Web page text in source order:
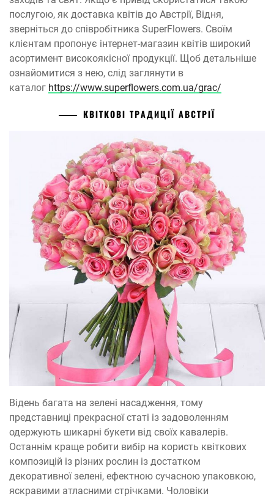
послугою, як доставка квітів до Австрії, Відня,
зверніться до співробітника SuperFlowers. Своїм
клієнтам пропонує інтернет-магазин квітів широкий
асортимент високоякісної продукції. Щоб детальніше
ознайомитися з нею, слід заглянути в
каталог https://www.superflowers.com.ua/grac/
КВІТКОВІ ТРАДИЦІЇ АВСТРІЇ
Відень багата на зелені насадження, тому
представниці прекрасної статі із задоволенням
одержують шикарні букети від своїх кавалерів.
Останнім краще робити вибір на користь квіткових
композицій із різних рослин із достатком
декоративної зелені, ефектною сучасною упаковкою,
яскравими атласними стрічками. Чоловіки